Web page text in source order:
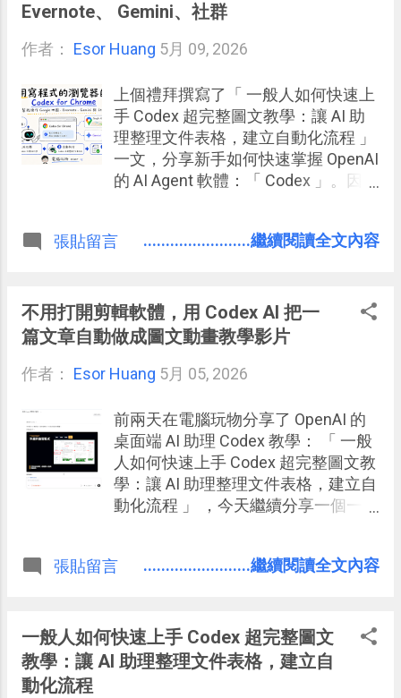
有」新文章、新研究、新產品變化，
支撐後續文章與課程內容。 問題是，
容易被次要訊息帶走。 而且「可能
有」就代表「不一定有」，但非常有
可能我打開這些資訊入口後，反而被
那些其實不需要馬上處理的資訊浪費
掉最多時間 。 打開信箱，本來只是想
開始切換。 打開社群，本來只是想看
本來只是想找今天值得深入讀的幾篇
文章，結果先花掉一大段時間篩選、
略讀、判斷、標記。 我後來把這類狀
況看成「 外部劫持型分心 」。 我想
斷把新刺激推到我面前。只要我一進
去，就要花額外心力抵抗很多其實不
需要現在處理的東西。 所以我最近開
始實驗一個做法： 我「不要進入」信
箱、社群、RSS ，先讓 AI Agent 幫我
做第一輪過濾，然後我專注看真正需
章。 AI Agent 在這裡扮演的角色，就
挑出來，附上原因、來源與下一步。
然後我先讀整理後的短清單。判斷出
真正需要處理的回應、資料，才進入
Evernote、 Gemini、社群
作者： Esor Huang 5月 09, 2026
上個禮拜撰寫了「 一般人如何快速上
手 Codex 超完整圖文教學：讓 AI 助
理整理文件表格，建立自動化流程 」
一文，分享新手如何快速掌握 OpenAI
的 AI Agent 軟體：「 Codex 」。因為
具， Codex 更可以當作一般人管理電
張貼留言 ........................繼續閱讀全文內容
不用打開剪輯軟體，用 Codex AI 把一
篇文章自動做成圖文動畫教學影片
作者： Esor Huang 5月 05, 2026
前兩天在電腦玩物分享了 OpenAI 的
桌面端 AI 助理 Codex 教學： 「 一般
人如何快速上手 Codex 超完整圖文教
學：讓 AI 助理整理文件表格，建立自
動化流程 」 ，今天繼續分享一個一般
轉成教學影片，可以把一個網站轉成
張貼留言 ........................繼續閱讀全文內容
一般人如何快速上手 Codex 超完整圖文
教學：讓 AI 助理整理文件表格，建立自
動化流程